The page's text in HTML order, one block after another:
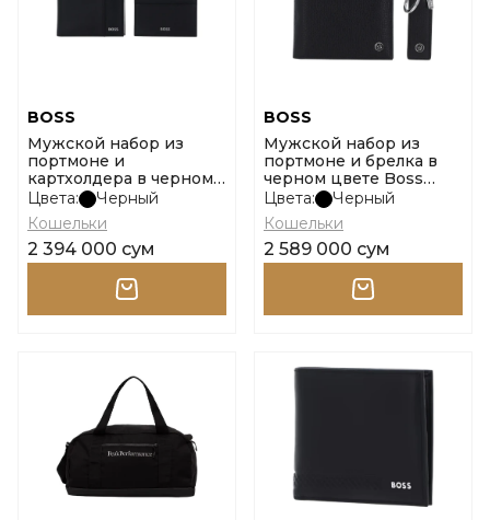
BOSS
Мужской набор из
портмоне и
картхолдера в черном
цвете Boss Gb Halfcut
Цвета:
Черный
Кошельки
2 394 000 сум
BOSS
Мужской набор из
портмоне и брелка в
черном цвете Boss
Gb_Bb_Pin_4Cc & Key
Цвета:
Черный
Кошельки
2 589 000 сум